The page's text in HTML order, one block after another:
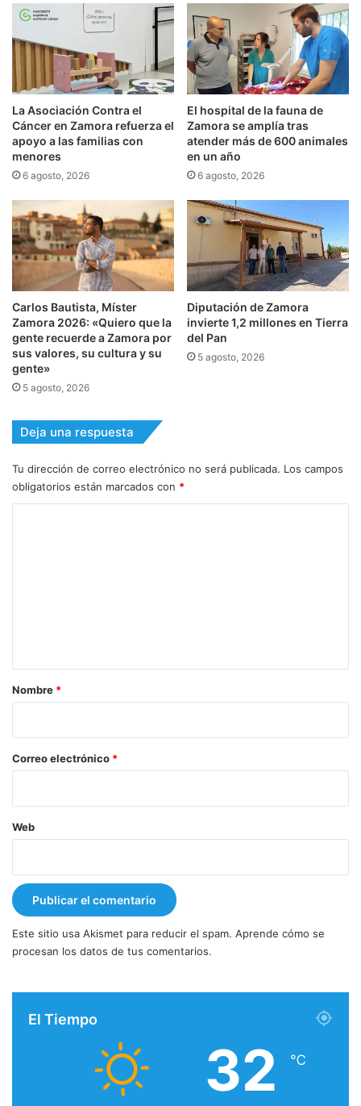
La Asociación Contra el
Cáncer en Zamora refuerza el
apoyo a las familias con
menores
6 agosto, 2026
El hospital de la fauna de
Zamora se amplía tras
atender más de 600 animales
en un año
6 agosto, 2026
Carlos Bautista, Míster
Zamora 2026: «Quiero que la
gente recuerde a Zamora por
sus valores, su cultura y su
gente»
5 agosto, 2026
Diputación de Zamora
invierte 1,2 millones en Tierra
del Pan
5 agosto, 2026
Deja una respuesta
Tu dirección de correo electrónico no será publicada. Los campos
obligatorios están marcados con *
r
*
Nombre *
Correo electrónico *
Web
Este sitio usa Akismet para reducir el spam. Aprende cómo se
procesan los datos de tus comentarios.
El Tiempo
32 ℃